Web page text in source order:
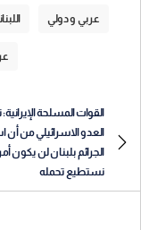
عربي و دولي
القوات المسلحة الإيرانية:
العدو الاسرائيلي من أن
الجرائم بلبنان لن يكون
نستطيع تحمله